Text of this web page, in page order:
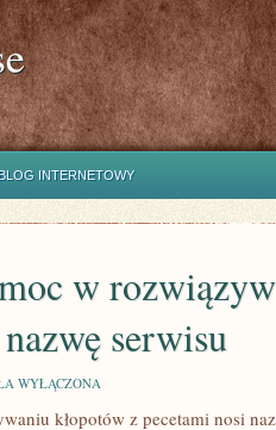
BLOG INTERNETOWY
w
serwisu
WYŁĄCZONA
kłopotów z pecetami nosi